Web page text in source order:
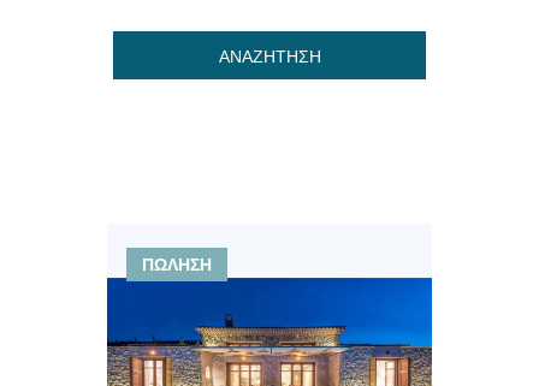
ΑΝΑΖΗΤΗΣΗ
ΠΩΛΗΣΗ